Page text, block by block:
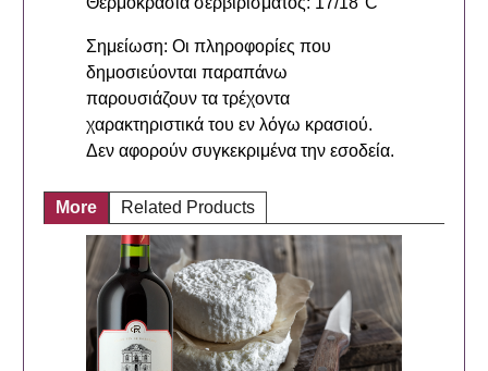
Σημείωση: Οι πληροφορίες που
δημοσιεύονται παραπάνω
παρουσιάζουν τα τρέχοντα
χαρακτηριστικά του εν λόγω κρασιού.
Δεν αφορούν συγκεκριμένα την εσοδεία.
More Related Products